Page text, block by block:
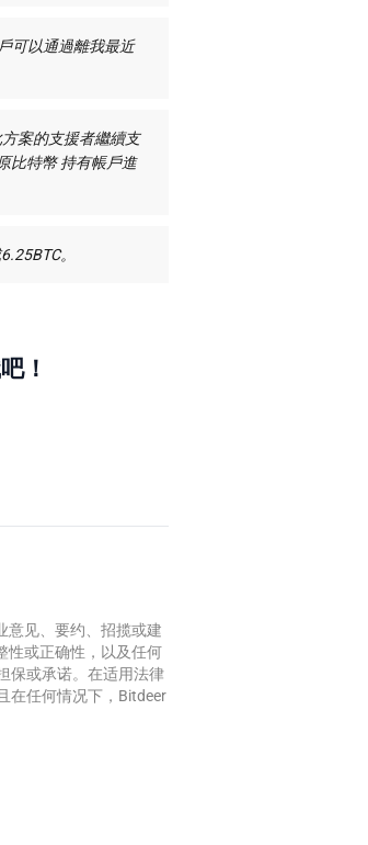
可以通過離我最近
案的支援者繼續支
比特幣 持有帳戶進
。
！
意见、要约、招揽或建
性或正确性，以及任何
保或承诺。在适用法律
在任何情况下，Bitdeer